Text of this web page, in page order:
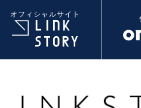
オフィシャルサイト